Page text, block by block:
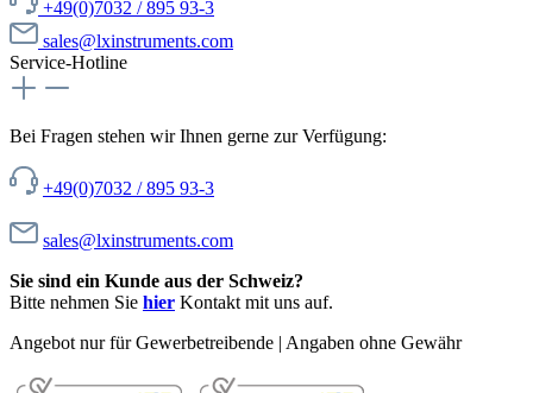
+49(0)7032 / 895 93-3
sales@lxinstruments.com
Service-Hotline
Bei Fragen stehen wir Ihnen gerne zur Verfügung:
+49(0)7032 / 895 93-3
sales@lxinstruments.com
Sie sind ein Kunde aus der Schweiz?
Bitte nehmen Sie hier Kontakt mit uns auf.
Angebot nur für Gewerbetreibende | Angaben ohne Gewähr